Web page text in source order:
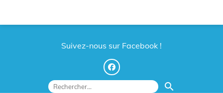
Suivez-nous sur Facebook !
search